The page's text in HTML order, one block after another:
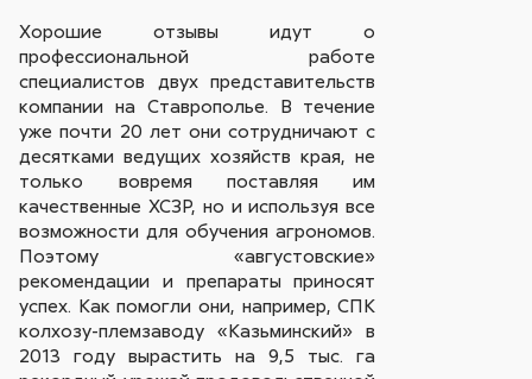
Хорошие отзывы идут о
профессиональной работе
специалистов двух представительств
компании на Ставрополье. В течение
уже почти 20 лет они сотрудничают с
десятками ведущих хозяйств края, не
только вовремя поставляя им
качественные ХСЗР, но и используя все
возможности для обучения агрономов.
Поэтому «августовские»
рекомендации и препараты приносят
успех. Как помогли они, например, СПК
колхозу-племзаводу «Казьминский» в
2013 году вырастить на 9,5 тыс. га